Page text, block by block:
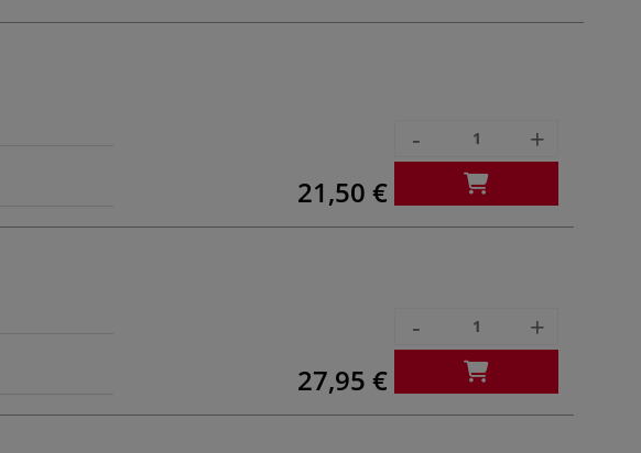
21,50 €
- +
27,95 €
- +